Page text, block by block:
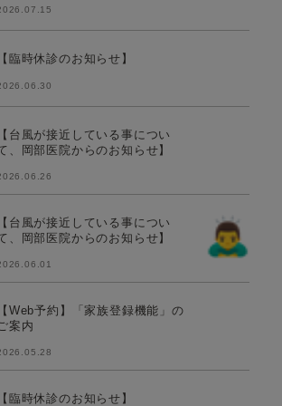
臨時休診のお知らせ】
台風が接近している事につい
、岡部医院からのお知らせ】
台風が接近している事につい
、岡部医院からのお知らせ】
Web予約】「家族登録機能」の
案内
臨時休診のお知らせ】